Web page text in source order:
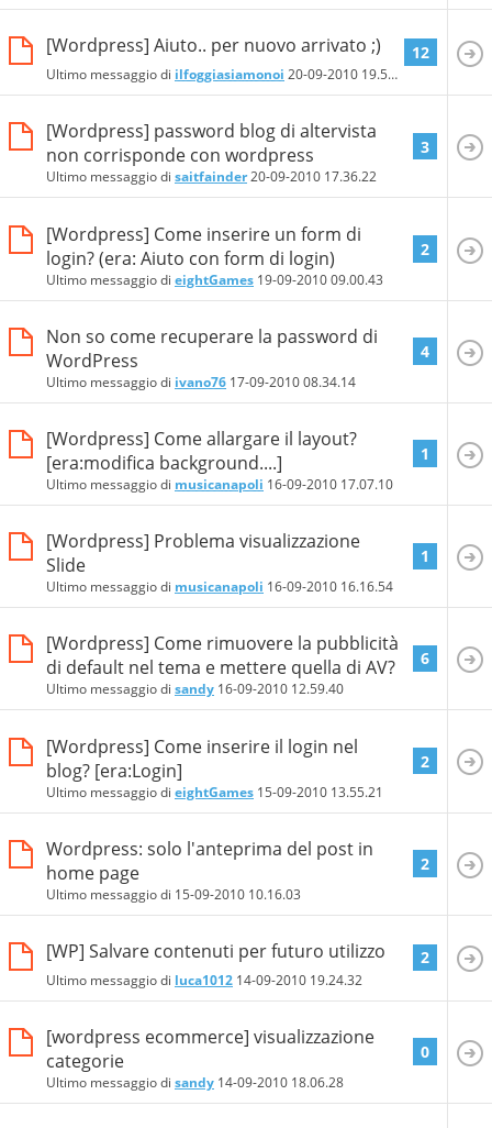
[Wordpress] Aiuto.. per nuovo arrivato ;)
Ultimo messaggio di ilfoggiasiamonoi 20-09-2010 19.59.56
12
[Wordpress] password blog di altervista
non corrisponde con wordpress
Ultimo messaggio di saitfainder20-09-2010 17.36.22
3
[Wordpress] Come inserire un form di
login? (era: Aiuto con form di login)
Ultimo messaggio di eightGames 19-09-201009.00.43
2
Non so come recuperare la password di
WordPress
Ultimo messaggio di ivano76 17-09-201008.34.14
4
[Wordpress] Come allargare il layout?
[era:modifica background....]
Ultimo messaggio di musicanapoli 16-09-2010 17.07.10
1
[Wordpress] Problema visualizzazione
Slide
Ultimo messaggio di musicanapoli 16-09-2010 16.16.54
1
[Wordpress] Come rimuovere la pubblicità
di default nel tema e mettere quella di AV?
Ultimo messaggio di sandy 16-09-2010 12.59.40
6
[Wordpress] Come inserire il login nel
blog? [era:Login]
Ultimo messaggio di eightGames 15-09-2010 13.55.21
2
Wordpress: solo l'anteprima del post in
home page
Ultimo messaggio di 15-09-2010 10.16.03
2
[WP] Salvare contenuti per futuro utilizzo
Ultimo messaggio di luca1012 14-09-2010 19.24.32
2
[wordpress ecommerce] visualizzazione
categorie
Ultimo messaggio di sandy 14-09-2010 18.06.28
0